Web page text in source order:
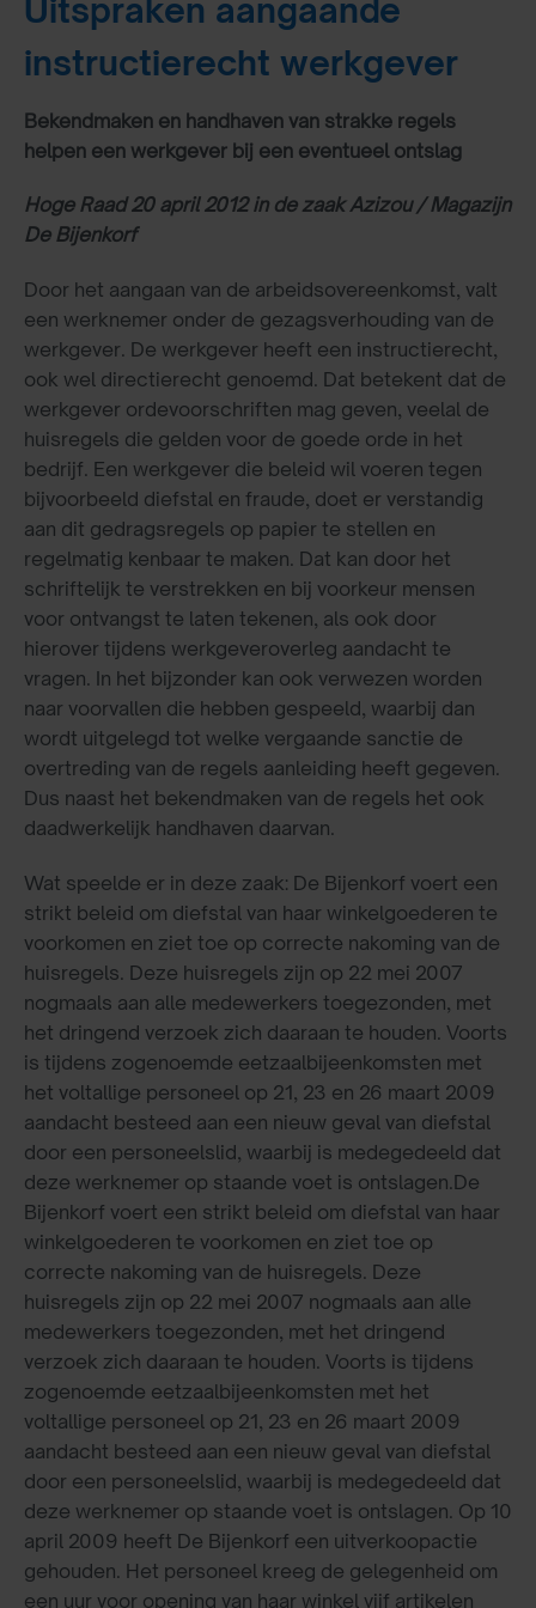
Uitspraken aangaande
instructierecht werkgever
Bekendmaken en handhaven van strakke regels
helpen een werkgever bij een eventueel ontslag
Hoge Raad 20 april 2012 in de zaak Azizou / Magazijn
De Bijenkorf
Door het aangaan van de arbeidsovereenkomst, valt
een werknemer onder de gezagsverhouding van de
werkgever. De werkgever heeft een instructierecht,
ook wel directierecht genoemd. Dat betekent dat de
werkgever ordevoorschriften mag geven, veelal de
huisregels die gelden voor de goede orde in het
bedrijf. Een werkgever die beleid wil voeren tegen
bijvoorbeeld diefstal en fraude, doet er verstandig
aan dit gedragsregels op papier te stellen en
regelmatig kenbaar te maken. Dat kan door het
schriftelijk te verstrekken en bij voorkeur mensen
voor ontvangst te laten tekenen, als ook door
hierover tijdens werkgeveroverleg aandacht te
vragen. In het bijzonder kan ook verwezen worden
naar voorvallen die hebben gespeeld, waarbij dan
wordt uitgelegd tot welke vergaande sanctie de
overtreding van de regels aanleiding heeft gegeven.
Dus naast het bekendmaken van de regels het ook
daadwerkelijk handhaven daarvan.
Wat speelde er in deze zaak: De Bijenkorf voert een
strikt beleid om diefstal van haar winkelgoederen te
voorkomen en ziet toe op correcte nakoming van de
huisregels. Deze huisregels zijn op 22 mei 2007
nogmaals aan alle medewerkers toegezonden, met
het dringend verzoek zich daaraan te houden. Voorts
is tijdens zogenoemde eetzaalbijeenkomsten met
het voltallige personeel op 21, 23 en 26 maart 2009
aandacht besteed aan een nieuw geval van diefstal
door een personeelslid, waarbij is medegedeeld dat
deze werknemer op staande voet is ontslagen.De
Bijenkorf voert een strikt beleid om diefstal van haar
winkelgoederen te voorkomen en ziet toe op
correcte nakoming van de huisregels. Deze
huisregels zijn op 22 mei 2007 nogmaals aan alle
medewerkers toegezonden, met het dringend
verzoek zich daaraan te houden. Voorts is tijdens
zogenoemde eetzaalbijeenkomsten met het
voltallige personeel op 21, 23 en 26 maart 2009
aandacht besteed aan een nieuw geval van diefstal
door een personeelslid, waarbij is medegedeeld dat
deze werknemer op staande voet is ontslagen. Op 10
april 2009 heeft De Bijenkorf een uitverkoopactie
gehouden. Het personeel kreeg de gelegenheid om
een uur voor opening van haar winkel vijf artikelen